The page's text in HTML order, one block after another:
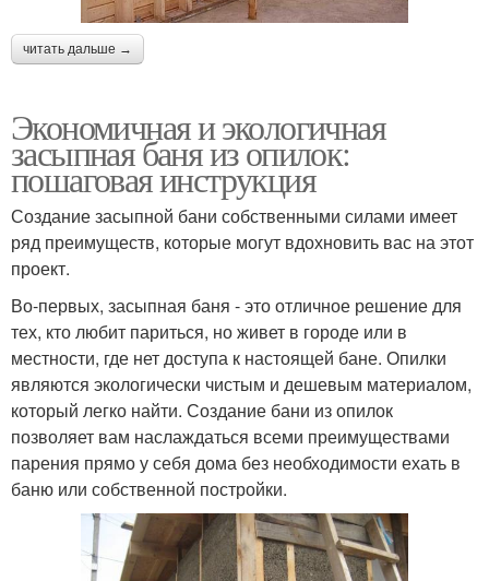
читать дальше →
Экономичная и экологичная
засыпная баня из опилок:
пошаговая инструкция
Создание засыпной бани собственными силами имеет
ряд преимуществ, которые могут вдохновить вас на этот
проект.
Во-первых, засыпная баня - это отличное решение для
тех, кто любит париться, но живет в городе или в
местности, где нет доступа к настоящей бане. Опилки
являются экологически чистым и дешевым материалом,
который легко найти. Создание бани из опилок
позволяет вам наслаждаться всеми преимуществами
парения прямо у себя дома без необходимости ехать в
баню или собственной постройки.